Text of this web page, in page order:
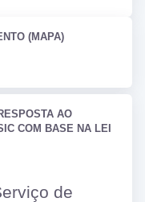
(MAPA)
AO
COM BASE NA LEI
de